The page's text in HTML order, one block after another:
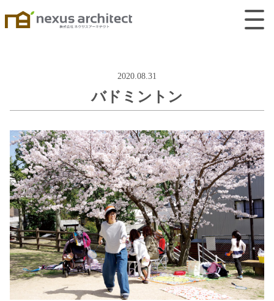
2020.08.31
バドミントン